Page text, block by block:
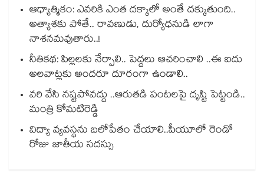
ఆధ్యాత్మికం: ఎవరికి ఎంత దక్కాలో అంతే దక్కుతుంది..
అత్యాశకు పోతే.. రావణుడు, దుర్యోధనుడి లాగా
నాశనమవుతారు..!
నీతికథ: పిల్లలకు నేర్పాలి.. పెద్దలు ఆచరించాలి ..ఈ ఐదు
అలవాట్లకు అందరూ దూరంగా ఉండాలి..
వరి వేసి నష్టపోవద్దు ..ఆరుతడి పంటలపై దృష్టి పెట్టండి..
మంత్రి కోమటిరెడ్డి
విద్యా వ్యవస్థను బలోపేతం చేయాలి..పీయూలో రెండో
రోజు జాతీయ సదస్సు